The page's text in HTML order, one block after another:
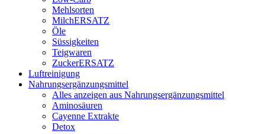
Mehlsorten
MilchERSATZ
Öle
Süssigkeiten
Teigwaren
ZuckerERSATZ
Luftreinigung
Nahrungsergänzungsmittel
Alles anzeigen aus Nahrungsergänzungsmittel
Aminosäuren
Cayenne Extrakte
Detox